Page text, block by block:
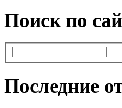
Поиск по
Последние